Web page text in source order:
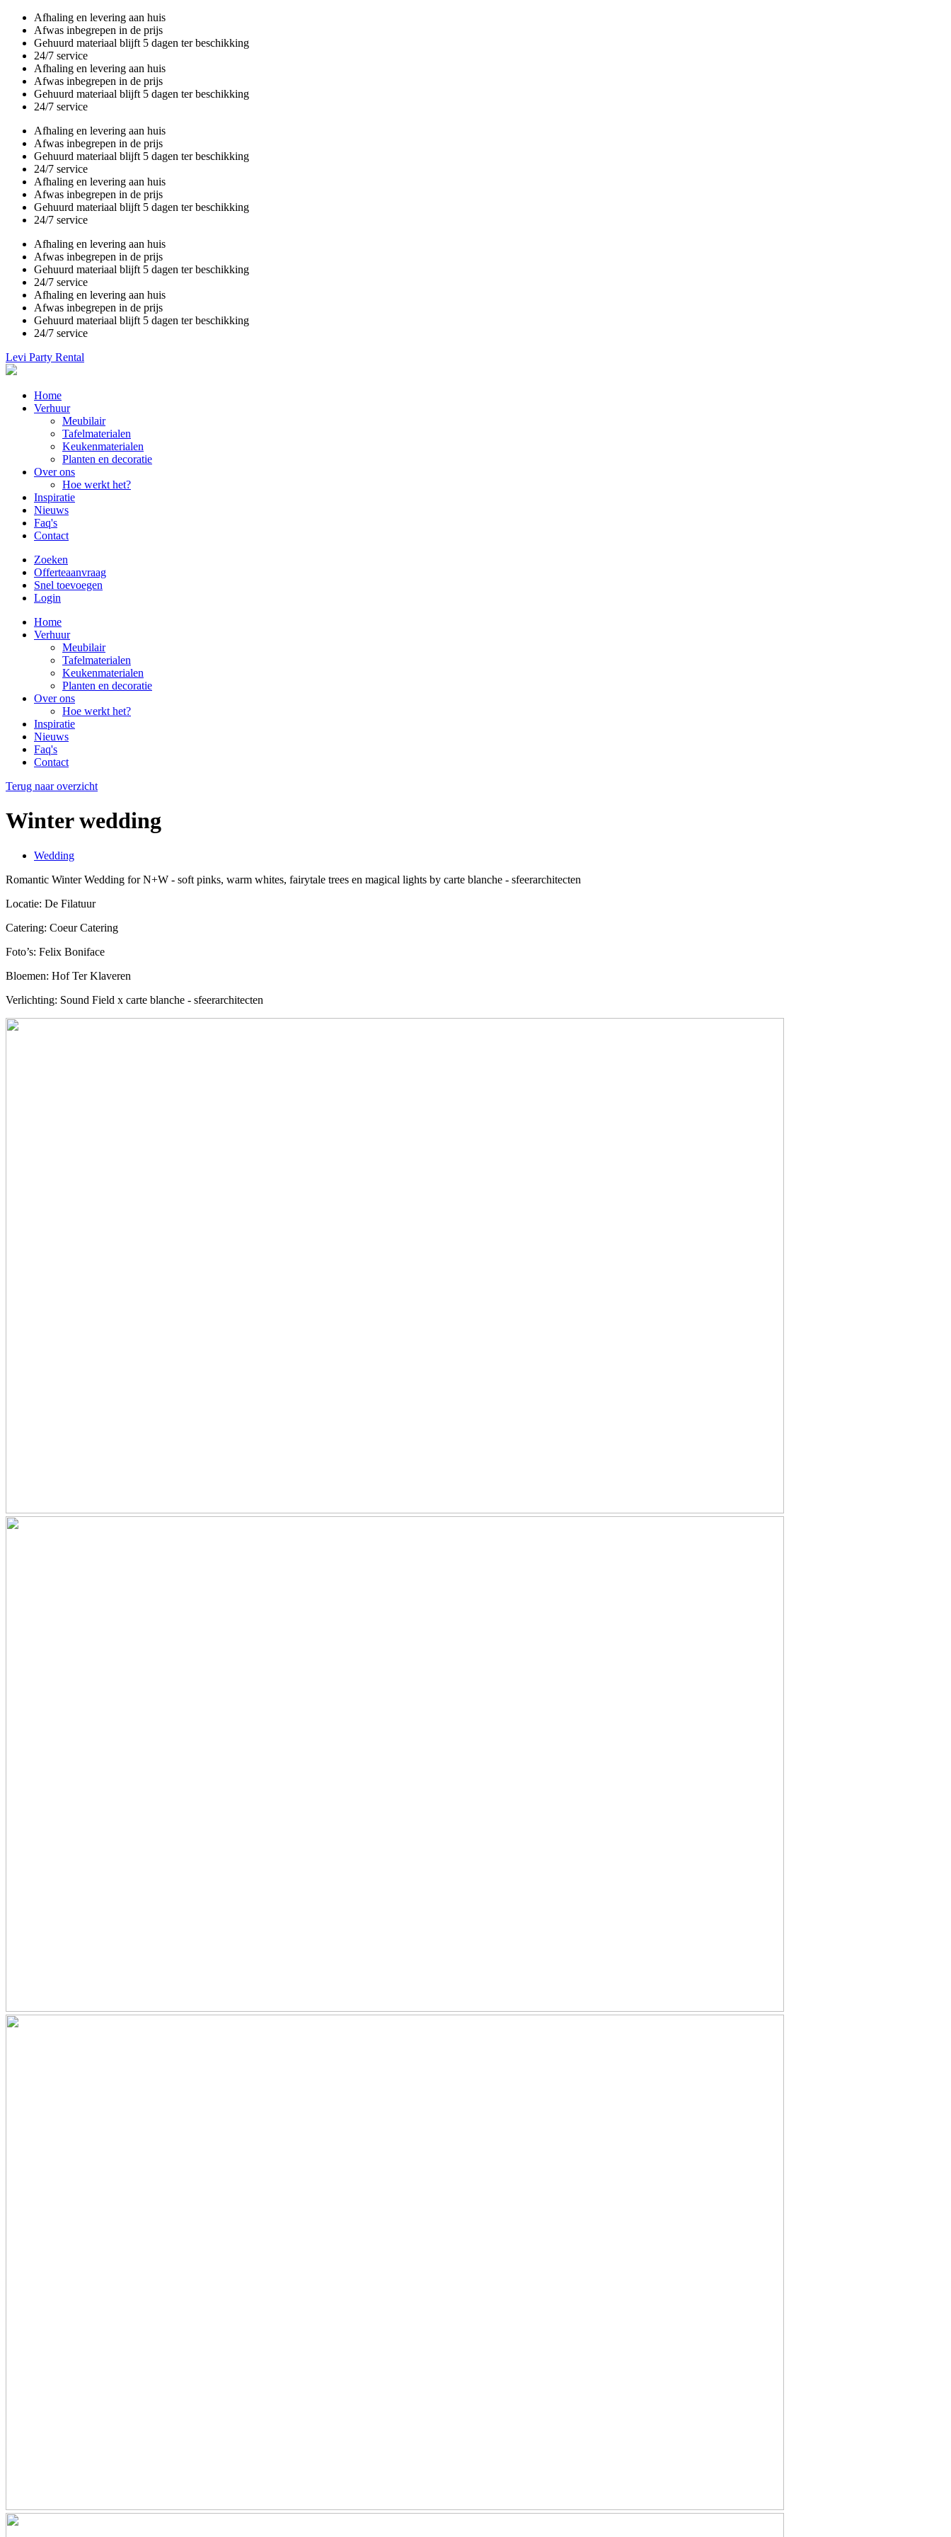
Overslaan
naar
inhoud
gaan
Afhaling en levering aan huis
Afwas inbegrepen in de prijs
Gehuurd materiaal blijft 5 dagen ter beschikking
24/7 service
Afhaling en levering aan huis
Afwas inbegrepen in de prijs
Gehuurd materiaal blijft 5 dagen ter beschikking
24/7 service
Afhaling en levering aan huis
Afwas inbegrepen in de prijs
Gehuurd materiaal blijft 5 dagen ter beschikking
24/7 service
Afhaling en levering aan huis
Afwas inbegrepen in de prijs
Gehuurd materiaal blijft 5 dagen ter beschikking
24/7 service
Afhaling en levering aan huis
Afwas inbegrepen in de prijs
Gehuurd materiaal blijft 5 dagen ter beschikking
24/7 service
Afhaling en levering aan huis
Afwas inbegrepen in de prijs
Gehuurd materiaal blijft 5 dagen ter beschikking
24/7 service
Levi Party Rental
Main
navigation
Home
Verhuur
Meubilair
Tafelmaterialen
Keukenmaterialen
Planten en decoratie
Over ons
Hoe werkt het?
Inspiratie
Nieuws
Faq's
Contact
Zoeken
Offerteaanvraag
Snel toevoegen
Login
Main
navigation
Home
Verhuur
Meubilair
Tafelmaterialen
Keukenmaterialen
Planten en decoratie
Over ons
Hoe werkt het?
Inspiratie
Nieuws
Faq's
Contact
Terug naar overzicht
Winter wedding
Wedding
Romantic Winter Wedding for N+W - soft pinks, warm whites, fairytale trees en magical lights by carte blanche - sfeerarchitecten
Locatie: De Filatuur
Catering: Coeur Catering
Foto’s: Felix Boniface
Bloemen: Hof Ter Klaveren
Verlichting: Sound Field x carte blanche - sfeerarchitecten